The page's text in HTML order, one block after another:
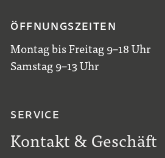
ÖFFNUNGSZEITEN
Montag bis Freitag 9–18 Uhr
Samstag 9–13 Uhr
SERVICE
Kontakt & Geschäft